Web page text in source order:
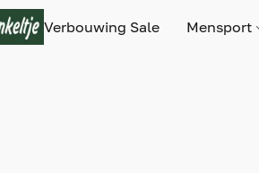
Verbouwing Sale Mensport